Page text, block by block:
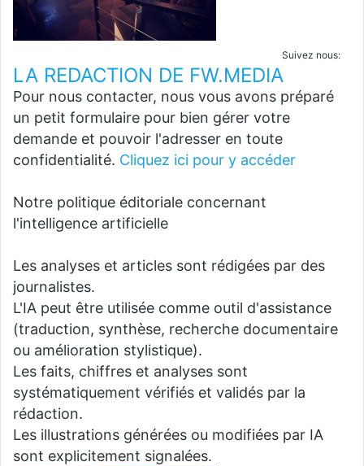
Suivez nous:
LA REDACTION DE FW.MEDIA
Pour nous contacter, nous vous avons préparé
un petit formulaire pour bien gérer votre
demande et pouvoir l'adresser en toute
confidentialité. Cliquez ici pour y accéder
Notre politique éditoriale concernant
l'intelligence artificielle
Les analyses et articles sont rédigées par des
journalistes.
L'IA peut être utilisée comme outil d'assistance
(traduction, synthèse, recherche documentaire
ou amélioration stylistique).
Les faits, chiffres et analyses sont
systématiquement vérifiés et validés par la
rédaction.
Les illustrations générées ou modifiées par IA
sont explicitement signalées.